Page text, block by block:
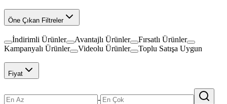
Öne Çıkan Filtreler
İndirimli Ürünler Avantajlı Ürünler
Fırsatlı Ürünler
Kampanyalı Ürünler
Videolu Ürünler Toplu Satışa Uygun
Fiyat
-